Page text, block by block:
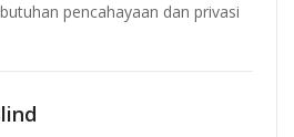
pencahayaan dan privasi